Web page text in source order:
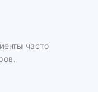
часто